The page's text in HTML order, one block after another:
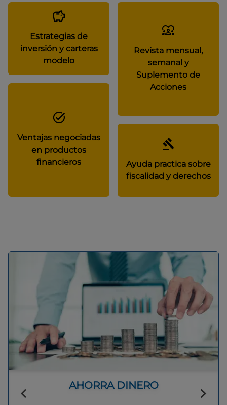
Estrategias de
inversión y carteras
modelo
Revista mensual,
semanal y
Suplemento de
Acciones
Ventajas negociadas
en productos
financieros
Ayuda practica sobre
fiscalidad y derechos
AHORRA DINERO